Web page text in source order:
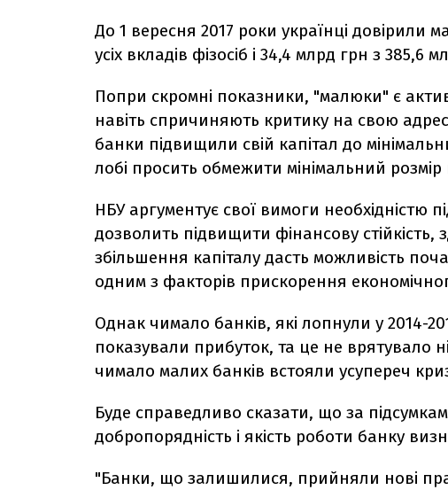
До 1 вересня 2017 роки українці довірили
усіх вкладів фізосіб і 34,4 млрд грн з 385,6
Попри скромні показники, "малюки" є
навіть спричиняють критику на свою
банки підвищили свій капітал до
лобі просить обмежити мінімальний розмір
НБУ аргументує свої вимоги необхідністю
дозволить підвищити фінансову
збільшення капіталу дасть можливість
одним з факторів прискорення
Однак чимало банків, які лопнули у 2014-
показували прибуток, та це не врятувало
чимало малих банків встояли усупереч
Буде справедливо сказати, що за
добропорядність і якість роботи банку
"Банки, що залишилися, прийняли нові